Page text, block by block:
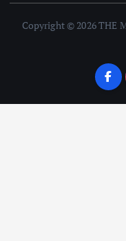
Copyright © 2026 THE